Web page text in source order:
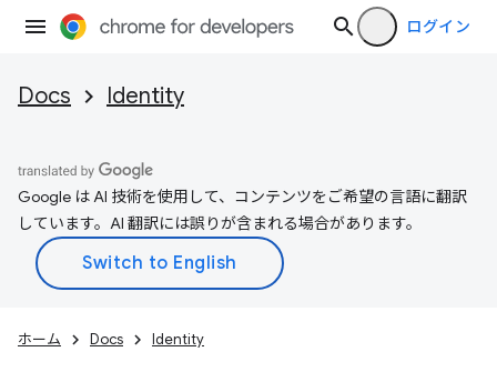
ログイン
Docs Identity
Google は AI 技術を使用して、コンテンツをご希望の言語に翻訳
しています。AI 翻訳には誤りが含まれる場合があります。
ホーム Docs Identity